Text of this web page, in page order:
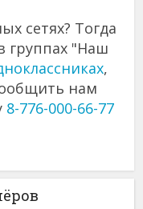
сетях? Тогда
группах "Наш
,
нам
8-776-000-66-77